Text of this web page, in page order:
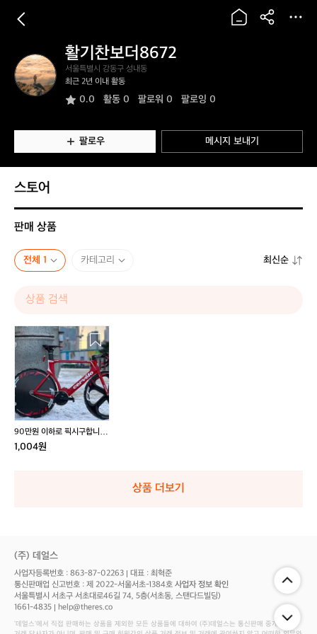
활
기
찬
8
7
2
활기찬보더8672
서울특별시 강동구 성내동
최근 2년 이내 활동
0.0 활동 0 팔로워 0 팔로잉 0
팔로우 메시지 보내기
스토어
판매 상품
전체 1 카테고리 최신순
9
0
만
원
이
하
로
픽
시
구
쓰
이
면
더
좋
니
90만원 이하로 픽시구합니다
언엔콘쓰 이면 더 좋습니다
(언엔콘쓰 뜻:언노운 엔진 콘
1,004원
상품 더보기
(주) 데얼스
사업자등록번호 : 863-87-02263 대표 : 최혁준
통신판매업 신고번호 : 제 2022-서울서초-1384호 사업자 정보 확인
서울특별시 서초구 서초대로46길 74, 5층(서초동, 스탠다드빌딩)
1661-4835
help@theres.co
‘데얼스'에서 직접 판매하는 상품을 제외한 모든 상품들에 대하여 (주)데얼스는 통신판매 중개자로서